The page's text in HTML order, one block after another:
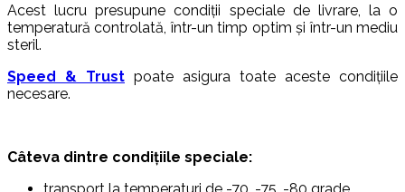
Acest lucru presupune condiții speciale de livrare, la o
temperatură controlată, într-un timp optim și într-un mediu
steril.
Speed & Trust poate asigura toate aceste condițiile
necesare.
Câteva dintre condițiile speciale: